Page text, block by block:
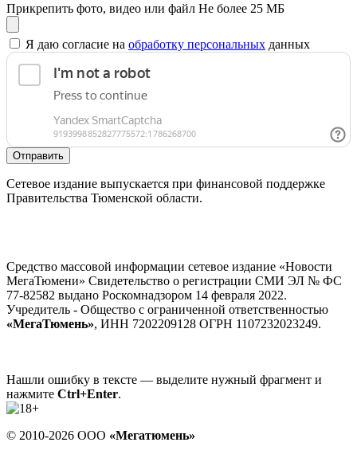
Прикрепить фото, видео или файл Не более 25 МБ
Я даю согласие на обработку персональных данных
Отправить
Сетевое издание выпускается при финансовой поддержке
Правительства Тюменской области.
Средство массовой информации сетевое издание «Новости
МегаТюмени» Свидетельство о регистрации СМИ ЭЛ № ФС
77-82582 выдано Роскомнадзором 14 февраля 2022.
Учредитель - Общество с ограниченной ответственностью
«МегаТюмень», ИНН 7202209128 ОГРН 1107232023249.
Нашли ошибку в тексте — выделите нужный фрагмент и
нажмите Ctrl+Enter.
© 2010-2026 ООО «Мегатюмень»